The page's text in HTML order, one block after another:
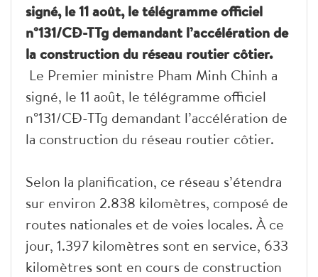
signé, le 11 août, le télégramme officiel
n°131/CĐ-TTg demandant l’accélération de
la construction du réseau routier côtier.
Le Premier ministre Pham Minh Chinh a
signé, le 11 août, le télégramme officiel
n°131/CĐ-TTg demandant l’accélération de
la construction du réseau routier côtier.
Selon la planification, ce réseau s’étendra
sur environ 2.838 kilomètres, composé de
routes nationales et de voies locales. À ce
jour, 1.397 kilomètres sont en service, 633
kilomètres sont en cours de construction